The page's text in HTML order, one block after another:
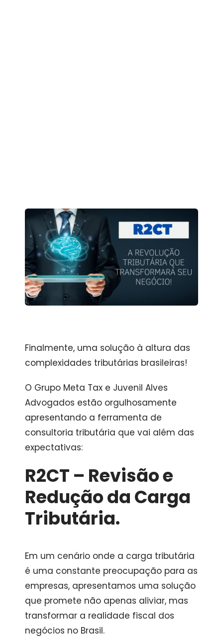
Finalmente, uma solução à altura das
complexidades tributárias brasileiras!
O Grupo Meta Tax e Juvenil Alves
Advogados estão orgulhosamente
apresentando a ferramenta de
consultoria tributária que vai além das
expectativas:
R2CT – Revisão e
Redução da Carga
Tributária.
Em um cenário onde a carga tributária
é uma constante preocupação para as
empresas, apresentamos uma solução
que promete não apenas aliviar, mas
transformar a realidade fiscal dos
negócios no Brasil.